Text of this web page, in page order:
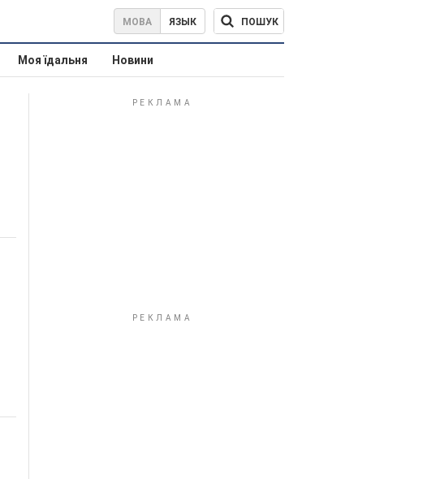
МОВА ЯЗЫК ПОШУК
Моя їдальня Новини